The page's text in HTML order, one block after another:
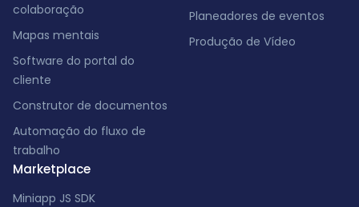
colaboração
Mapas mentais
Software do portal do
cliente
Construtor de documentos
Automação do fluxo de
trabalho
Marketplace
Miniapp JS SDK
Planeadores de eventos
Produção de Vídeo